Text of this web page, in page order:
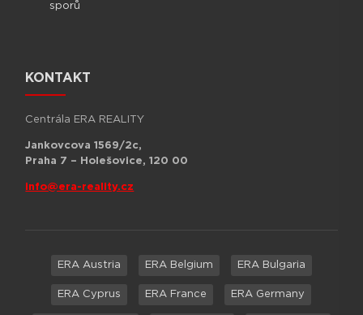
sporů
KONTAKT
Centrála ERA REALITY
Jankovcova 1569/2c,
Praha 7 – Holešovice, 120 00
info@era-reality.cz
ERA Austria ERA Belgium ERA Bulgaria
ERA Cyprus ERA France ERA Germany